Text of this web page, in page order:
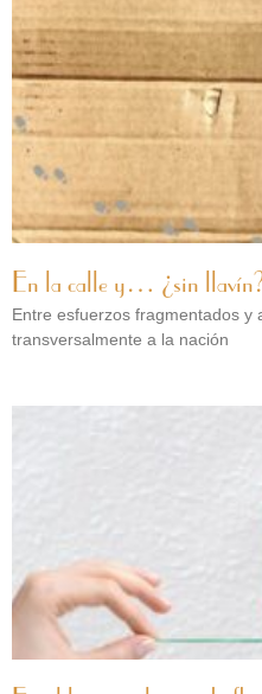
En la calle y… ¿sin
Entre esfuerzos fragmentados y
transversalmente a la nación